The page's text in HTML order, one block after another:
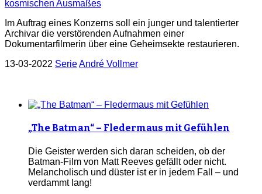
Im Auftrag eines Konzerns soll ein junger und talentierter
Archivar die verstörenden Aufnahmen einer
Dokumentarfilmerin über eine Geheimsekte restaurieren.
13-03-2022 SerieAndré Vollmer
„The Batman“ – Fledermaus mit Gefühlen
Die Geister werden sich daran scheiden, ob der
Batman-Film von Matt Reeves gefällt oder nicht.
Melancholisch und düster ist er in jedem Fall – und
verdammt lang!